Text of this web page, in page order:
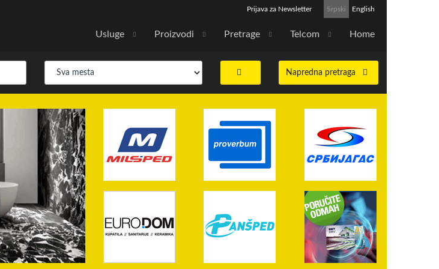
Srpski English
Prijava za Newsletter
Usluge Proizvodi Pretrage Telcom Home
Napredna pretraga